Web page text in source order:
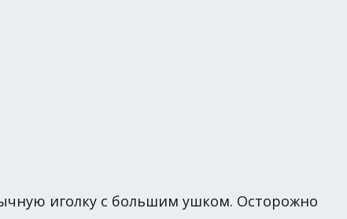
иголку с большим ушком. Осторожно